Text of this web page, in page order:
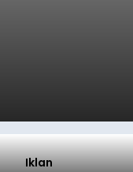
Iklan